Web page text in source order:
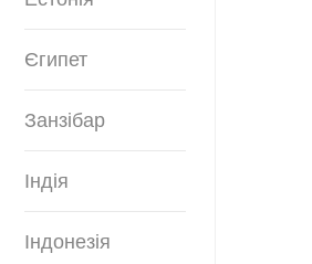
Єгипет
Занзібар
Індія
Індонезія